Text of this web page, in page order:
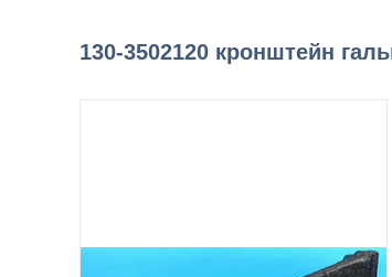
130-3502120 кронштейн